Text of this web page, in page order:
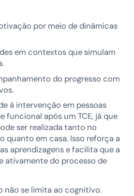
por meio de dinâmicas
em contextos que simulam
do progresso com
à intervenção em pessoas
funcional após um TCE, já que
ser realizada tanto no
quanto em casa. Isso reforça a
aprendizagens e facilita que a
ativamente do processo de
não se limita ao cognitivo.